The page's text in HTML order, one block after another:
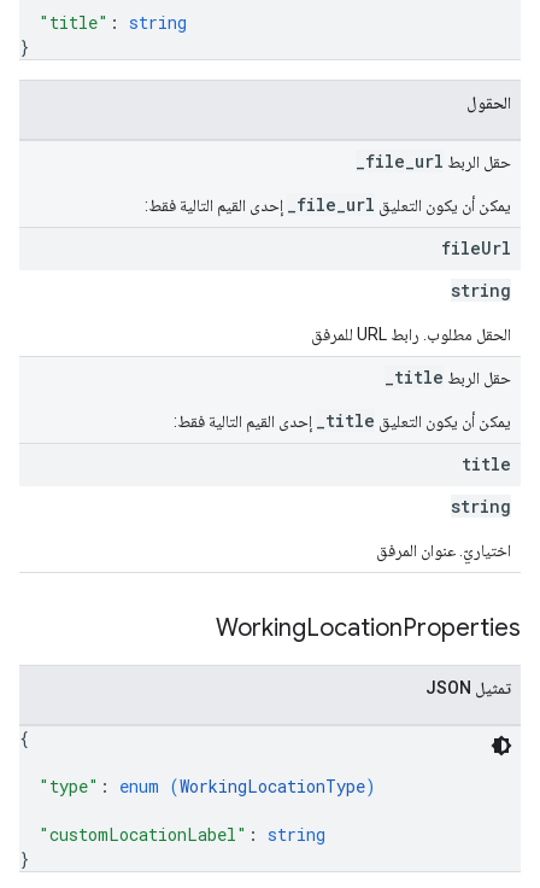
"title" : string
}
الحقول
حقل الربط _file_url
يمكن أن يكون التعليق _file_url إحدى القيم التالية فقط:
fileUrl
string
الحقل مطلوب. رابط URL للمرفق
حقل الربط _title
يمكن أن يكون التعليق _title إحدى القيم التالية فقط:
title
string
اختياريّ. عنوان المرفق
WorkingLocationProperties
تمثيل JSON
{
"type" : enum (WorkingLocationType)
"customLocationLabel" : string
}